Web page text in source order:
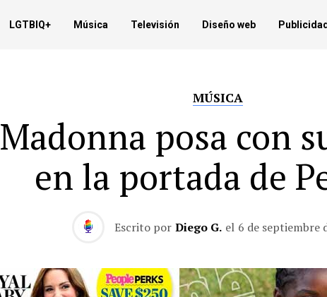
LGTBIQ+ Música Televisión Diseño web Publicidad
MÚSICA
Madonna posa con
en la portada de
Escrito por Diego G. el 6 de septiembre